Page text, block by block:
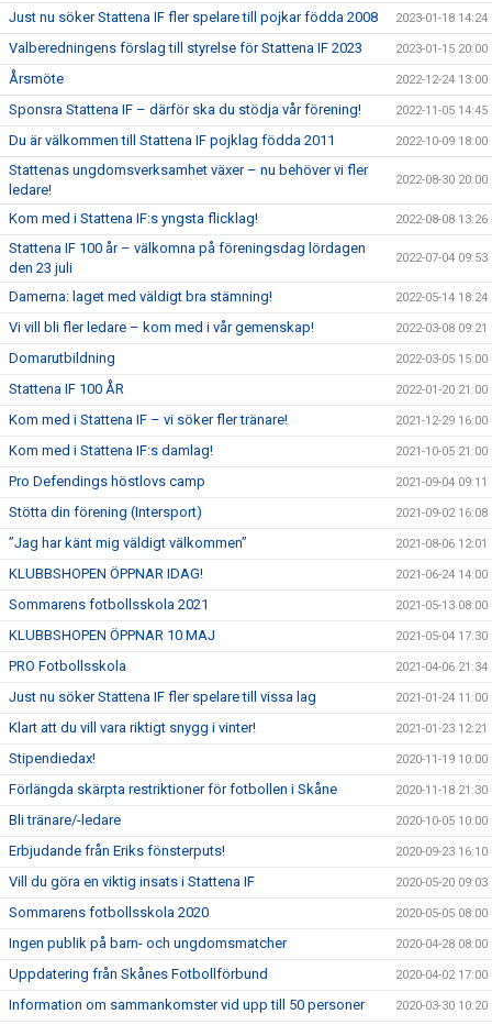
Just nu söker Stattena IF fler spelare till pojkar födda 2008 2023-01-18 14:24
Valberedningens förslag till styrelse för Stattena IF 2023 2023-01-15 20:00
Årsmöte 2022-12-24 13:00
Sponsra Stattena IF – därför ska du stödja vår förening! 2022-11-05 14:45
Du är välkommen till Stattena IF pojklag födda 2011 2022-10-09 18:00
Stattenas ungdomsverksamhet växer – nu behöver vi fler
ledare!
2022-08-30 20:00
Kom med i Stattena IF:s yngsta flicklag! 2022-08-08 13:26
Stattena IF 100 år – välkomna på föreningsdag lördagen
den 23 juli
2022-07-04 09:53
Damerna: laget med väldigt bra stämning! 2022-05-14 18:24
Vi vill bli fler ledare – kom med i vår gemenskap! 2022-03-08 09:21
Domarutbildning 2022-03-05 15:00
Stattena IF 100 ÅR 2022-01-20 21:00
Kom med i Stattena IF – vi söker fler tränare! 2021-12-29 16:00
Kom med i Stattena IF:s damlag! 2021-10-05 21:00
Pro Defendings höstlovs camp 2021-09-04 09:11
Stötta din förening (Intersport) 2021-09-02 16:08
”Jag har känt mig väldigt välkommen” 2021-08-06 12:01
KLUBBSHOPEN ÖPPNAR IDAG! 2021-06-24 14:00
Sommarens fotbollsskola 2021 2021-05-13 08:00
KLUBBSHOPEN ÖPPNAR 10 MAJ 2021-05-04 17:30
PRO Fotbollsskola 2021-04-06 21:34
Just nu söker Stattena IF fler spelare till vissa lag 2021-01-24 11:00
Klart att du vill vara riktigt snygg i vinter! 2021-01-23 12:21
Stipendiedax! 2020-11-19 10:00
Förlängda skärpta restriktioner för fotbollen i Skåne 2020-11-18 21:30
Bli tränare/-ledare 2020-10-05 10:00
Erbjudande från Eriks fönsterputs! 2020-09-23 16:10
Vill du göra en viktig insats i Stattena IF 2020-05-20 09:03
Sommarens fotbollsskola 2020 2020-05-05 08:00
Ingen publik på barn- och ungdomsmatcher 2020-04-28 08:00
Uppdatering från Skånes Fotbollförbund 2020-04-02 17:00
Information om sammankomster vid upp till 50 personer 2020-03-30 10:20